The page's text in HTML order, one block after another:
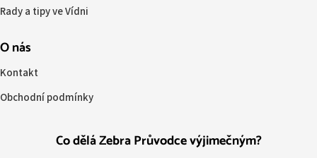
Co dělá Zebra Průvodce výjimečným?
Rady a tipy ve Vídni
O nás
Kontakt
Obchodní podmínky